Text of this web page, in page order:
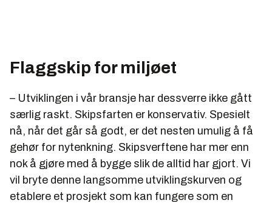
Flaggskip for miljøet
– Utviklingen i vår bransje har dessverre ikke gått
særlig raskt. Skipsfarten er konservativ. Spesielt
nå, når det går så godt, er det nesten umulig å få
gehør for nytenkning. Skipsverftene har mer enn
nok å gjøre med å bygge slik de alltid har gjort. Vi
vil bryte denne langsomme utviklingskurven og
etablere et prosjekt som kan fungere som en